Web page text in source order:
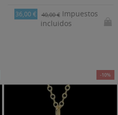
36,00 € 40,00 €Impuestos
incluidos
-10%